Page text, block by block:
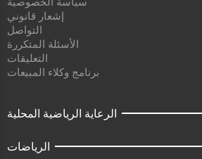
إشعار قانوني
التواصل
الأسئلة المتكررة
التعليقات
برنامج وكلاء المبيعات
الرعاية الرياضية المحلية
الرياضات